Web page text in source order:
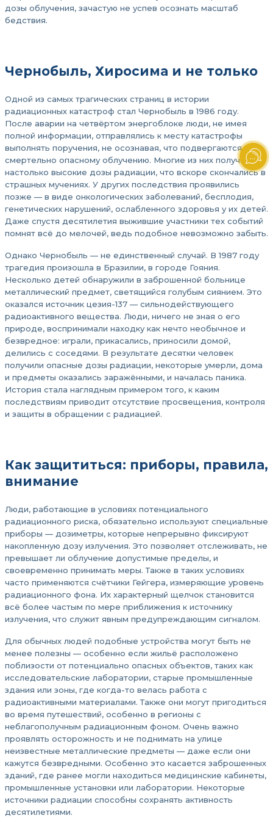
дозы облучения, зачастую не успев осознать масштаб
бедствия.
Чернобыль, Хиросима и не только
Одной из самых трагических страниц в истории
радиационных катастроф стал Чернобыль в 1986 году.
После аварии на четвёртом энергоблоке люди, не имея
полной информации, отправлялись к месту катастрофы
выполнять поручения, не осознавая, что подвергаются
смертельно опасному облучению. Многие из них получили
настолько высокие дозы радиации, что вскоре скончались в
страшных мучениях. У других последствия проявились
позже — в виде онкологических заболеваний, бесплодия,
генетических нарушений, ослабленного здоровья у их детей.
Даже спустя десятилетия выжившие участники тех событий
помнят всё до мелочей, ведь подобное невозможно забыть.
Однако Чернобыль — не единственный случай. В 1987 году
трагедия произошла в Бразилии, в городе Гояния.
Несколько детей обнаружили в заброшенной больнице
металлический предмет, светящийся голубым сиянием. Это
оказался источник цезия-137 — сильнодействующего
радиоактивного вещества. Люди, ничего не зная о его
природе, воспринимали находку как нечто необычное и
безвредное: играли, прикасались, приносили домой,
делились с соседями. В результате десятки человек
получили опасные дозы радиации, некоторые умерли, дома
и предметы оказались заражёнными, и началась паника.
История стала наглядным примером того, к каким
последствиям приводит отсутствие просвещения, контроля
и защиты в обращении с радиацией.
Как защититься: приборы, правила,
внимание
Люди, работающие в условиях потенциального
радиационного риска, обязательно используют специальные
приборы — дозиметры, которые непрерывно фиксируют
накопленную дозу излучения. Это позволяет отслеживать, не
превышает ли облучение допустимые пределы, и
своевременно принимать меры. Также в таких условиях
часто применяются счётчики Гейгера, измеряющие уровень
радиационного фона. Их характерный щелчок становится
всё более частым по мере приближения к источнику
излучения, что служит явным предупреждающим сигналом.
Для обычных людей подобные устройства могут быть не
менее полезны — особенно если жильё расположено
поблизости от потенциально опасных объектов, таких как
исследовательские лаборатории, старые промышленные
здания или зоны, где когда-то велась работа с
радиоактивными материалами. Также они могут пригодиться
во время путешествий, особенно в регионы с
неблагополучным радиационным фоном. Очень важно
проявлять осторожность и не поднимать на улице
неизвестные металлические предметы — даже если они
кажутся безвредными. Особенно это касается заброшенных
зданий, где ранее могли находиться медицинские кабинеты,
промышленные установки или лаборатории. Некоторые
источники радиации способны сохранять активность
десятилетиями.